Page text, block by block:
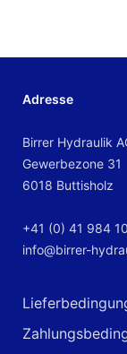
Adresse
Birrer Hydraulik
Gewerbezone 31
6018 Buttisholz
+41 (0) 41 984
info@birrer-